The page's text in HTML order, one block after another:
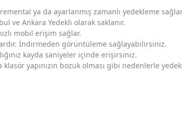
ya da ayarlanmış zamanlı yedekleme
ve Ankara Yedekli olarak saklanır.
mobil erişim sağlar.
İndirmeden görüntüleme sağlayabilirsiniz.
kayda saniyeler içinde erişirsiniz.
yapınızın bozuk olması gibi nedenlerle